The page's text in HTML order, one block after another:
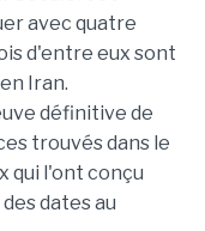
avec quatre
d'entre eux sont
Iran.
définitive de
trouvés dans le
qui l'ont conçu
dates au